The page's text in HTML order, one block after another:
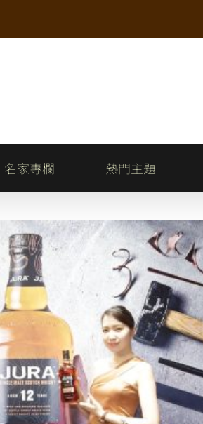
名家專欄 熱門主題
士忌 蘇格蘭島嶼之王